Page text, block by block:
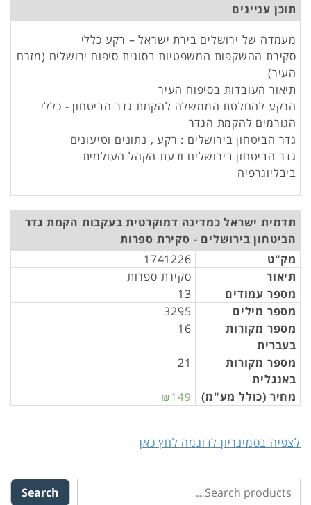
תוכן עניינים
מעמדה של ירושלים בירת ישראל – רקע כללי
סקירת ההשקפות המשפטיות בסוגית סיפוח ירושלים (מזרח
העיר)
תיאור העובדות בסיפוח העיר
הרקע להחלטת הממשלה להקמת גדר הביטחון - כללי
הגורמים להקמת הגדר
גדר הביטחון בירושלים : רקע , נתונים וטיעונים
גדר הביטחון בירושלים ודעת הקהל העולמית
ביבליוגרפיה
תדמית ישראל כמדינה דמוקרטית בעקבות הקמת גדר
הביטחון בירושלים - סקירת ספרות
מק"ט
1741226
תיאור
סקירת ספרות
מספר עמודים
13
מספר מילים
3295
מספר מקורות
בעברית
16
מספר מקורות
באנגלית
21
מחיר (כולל מע"מ) ₪149
לצפיה בסמינריון לדוגמה לחץ כאן
Search